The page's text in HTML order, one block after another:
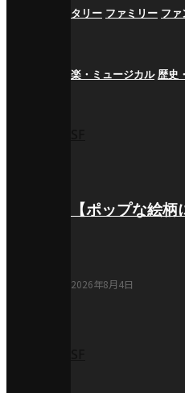
タリー ファミリー ファ
楽・ミュージカル 歴史
【ポップな絵
2026年8月4日